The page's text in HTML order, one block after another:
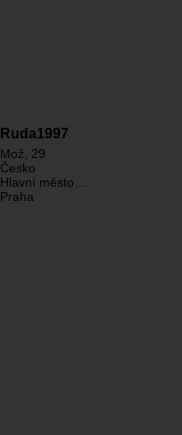
Ruda1997
Mož , 29
Česko
Hlavní město…
Praha